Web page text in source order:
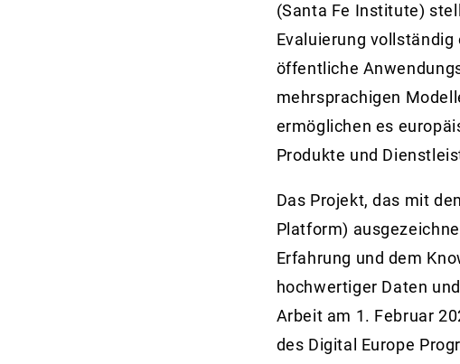
(Santa Fe Institute)
Evaluierung
öffentliche
mehrsprachigen
ermöglichen es
Produkte und
Das Projekt, das mit
Platform)
Erfahrung und dem
hochwertiger Daten
Arbeit am 1. Februar
des Digital Europe